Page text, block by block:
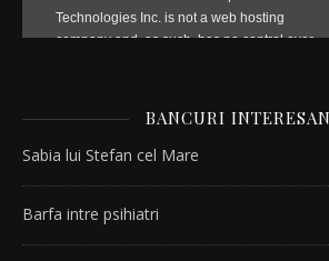
BANCURI
Sabia lui Stefan cel Mare
Barfa intre psihiatri